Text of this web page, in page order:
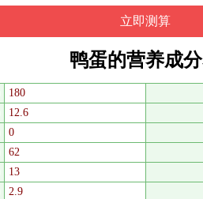
鸭蛋的营养成
180
12.6
0
62
13
2.9